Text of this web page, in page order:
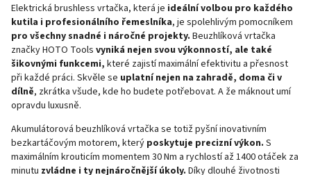
Elektrická brushless vrtačka, která je ideální volbou pro každého
kutila i profesionálního řemeslníka, je spolehlivým pomocníkem
pro všechny snadné i náročné projekty. Beuzhlíková vrtačka
značky HOTO Tools vyniká nejen svou výkonností, ale také
šikovnými funkcemi, které zajistí maximální efektivitu a přesnost
při každé práci. Skvěle se uplatní nejen na zahradě, doma či v
dílně, zkrátka všude, kde ho budete potřebovat. A že máknout umí
opravdu luxusně.
Akumulátorová beuzhlíková vrtačka se totiž pyšní inovativním
bezkartáčovým motorem, kterýposkytuje precizní výkon. S
maximálním krouticím momentem 30 Nm a rychlostí až 1400 otáček za
minutu zvládne i ty nejnáročnější úkoly. Díky dlouhé životnosti